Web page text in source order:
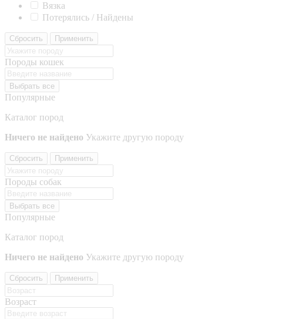
Вязка
Потерялись / Найдены
Сбросить Применить
Породы кошек
Выбрать все
Популярные
Каталог пород
Ничего не найдено Укажите другую породу
Сбросить Применить
Породы собак
Выбрать все
Популярные
Каталог пород
Ничего не найдено Укажите другую породу
Сбросить Применить
Возраст